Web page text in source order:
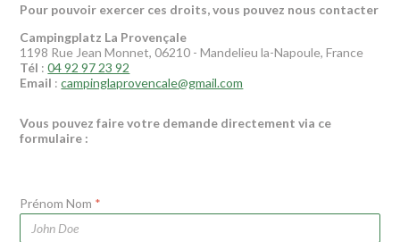
Pour pouvoir exercer ces droits, vous pouvez nous contacter
Campingplatz La Provençale
1198 Rue Jean Monnet, 06210 - Mandelieu la-Napoule, France
Tél :04 92 97 23 92
Email :campinglaprovencale@gmail.com
Vous pouvez faire votre demande directement via ce
formulaire :
Prénom Nom *